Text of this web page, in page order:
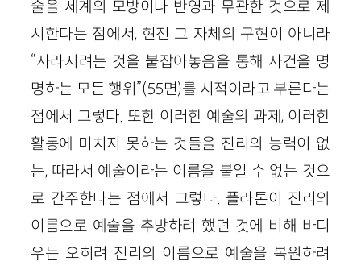
술을 세계의 모방이나 반영과 무관한 것으로 제
시한다는 점에서, 현전 그 자체의 구현이 아니라
“사라지려는 것을 붙잡아놓음을 통해 사건을 명
명하는 모든 행위”(55면)를 시적이라고 부른다는
점에서 그렇다. 또한 이러한 예술의 과제, 이러한
활동에 미치지 못하는 것들을 진리의 능력이 없
는, 따라서 예술이라는 이름을 붙일 수 없는 것으
로 간주한다는 점에서 그렇다. 플라톤이 진리의
이름으로 예술을 추방하려 했던 것에 비해 바디
우는 오히려 진리의 이름으로 예술을 복원하려